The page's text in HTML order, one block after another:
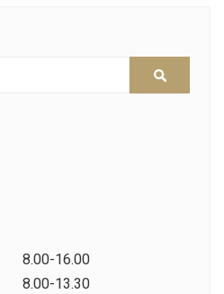
8.00-16.00
8.00-13.30